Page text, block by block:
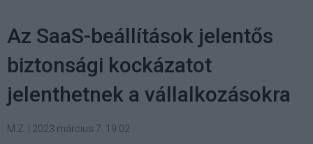
Az SaaS-beállítások jelentős
biztonsági kockázatot
jelenthetnek a vállalkozásokra
M.Z. 2023 március 7. 19:02